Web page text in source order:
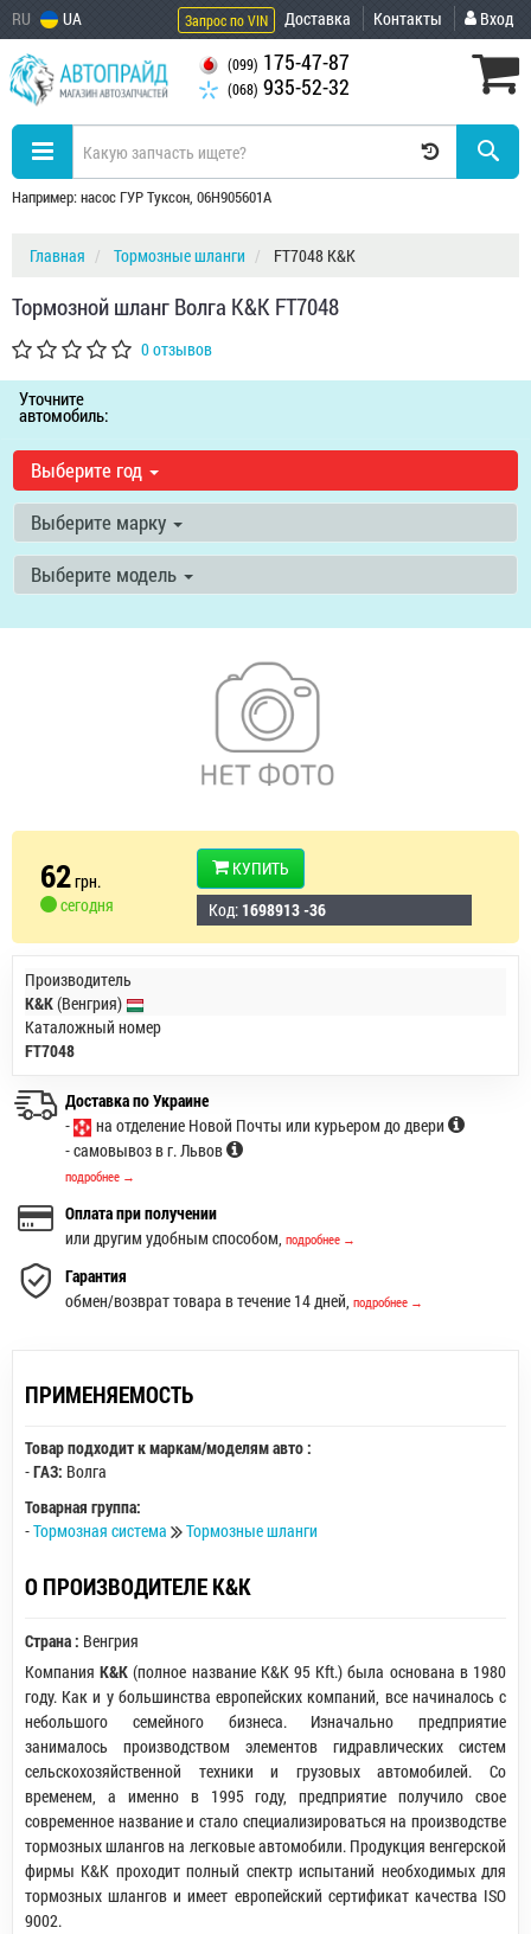
RU UA Запрос по VIN Доставка Контакты Вход
(099) 175-47-87
(068) 935-52-32
Например: насос ГУР Туксон, 06H905601A
Главная Тормозные шланги FT7048 K&K
Тормозной шланг Волга K&K FT7048
0 отзывов
Уточните
автомобиль:
Выберите год
Выберите марку
Выберите модель
62грн.
сегодня
КУПИТЬ
Код: 1698913 -36
Производитель
K&K(Венгрия)
Каталожный номер
FT7048
Доставка по Украине
-
на отделение Новой Почты или курьером до двери
- самовывоз в г. Львов
подробнее →
Оплата при получении
или другим удобным способом, подробнее →
Гарантия
обмен/возврат товара в течение 14 дней, подробнее →
ПРИМЕНЯЕМОСТЬ
Товар подходит к маркам/моделям авто :
-ГАЗ: Волга
Товарная группа:
-Тормозная система Тормозные шланги
О ПРОИЗВОДИТЕЛЕ K&K
Страна : Венгрия
КомпанияK&K (полное название K&K 95 Kft.) была основана в 1980
году. Как и у большинства европейских компаний, все начиналось с
небольшого семейного бизнеса. Изначально предприятие
занималось производством элементов гидравлических систем
сельскохозяйственной техники и грузовых автомобилей. Со
временем, а именно в 1995 году, предприятие получило свое
современное название и стало специализироваться на производстве
тормозных шлангов на легковые автомобили. Продукция венгерской
фирмы K&K проходит полный спектр испытаний необходимых для
тормозных шлангов и имеет европейский сертификат качества ISO
9002.